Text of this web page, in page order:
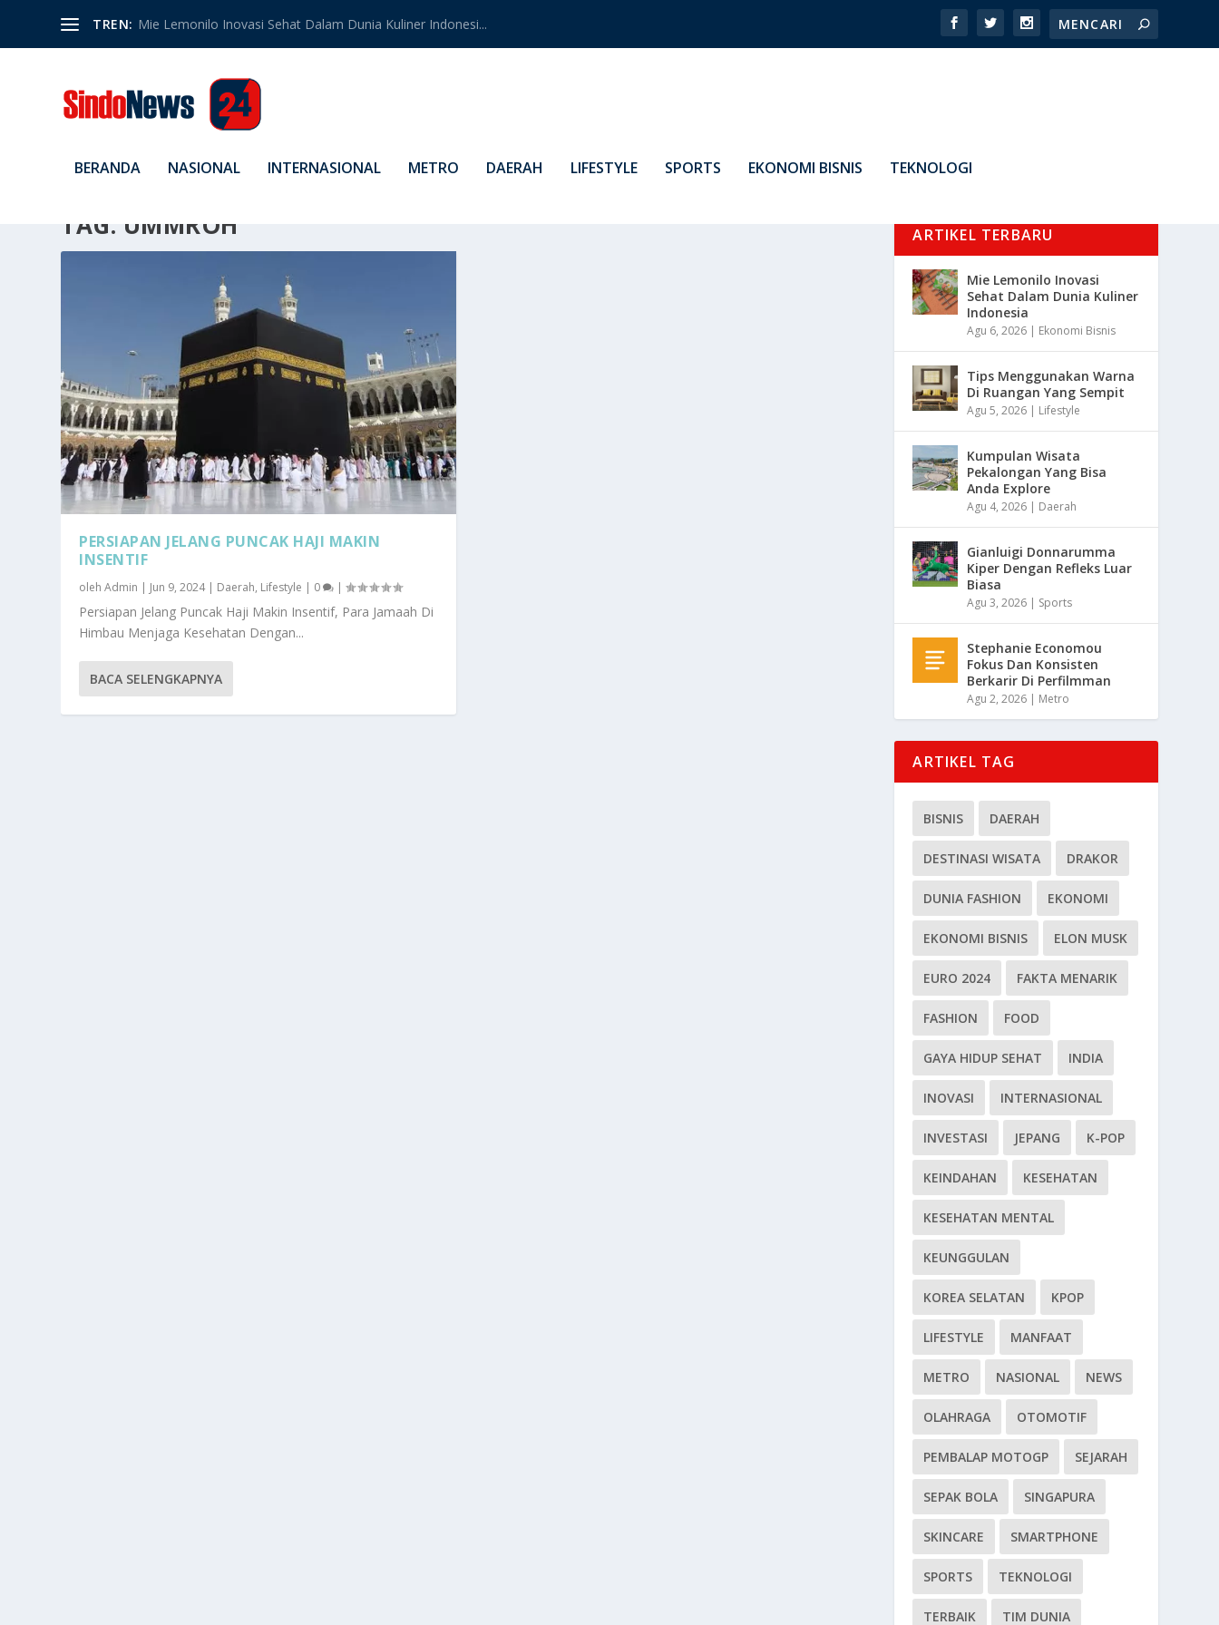
TREN: Mie Lemonilo Inovasi Sehat Dalam Dunia Kuliner Indonesi...
BERANDA NASIONAL INTERNASIONAL METRO DAERAH LIFESTYLE SPORTS EKONOMI BISNIS TEKNOLOGI
TAG: UMMROH
PERSIAPAN JELANG PUNCAK HAJI MAKIN
INSENTIF
olehAdmin | Jun 9, 2024| Daerah, Lifestyle | 0 |
Persiapan Jelang Puncak Haji Makin Insentif, Para Jamaah Di
Himbau Menjaga Kesehatan Dengan...
BACA SELENGKAPNYA
ARTIKEL TERBARU
Mie Lemonilo Inovasi
Sehat Dalam Dunia Kuliner
Indonesia
Agu 6, 2026 | Ekonomi Bisnis
Tips Menggunakan Warna
Di Ruangan Yang Sempit
Agu 5, 2026 | Lifestyle
Kumpulan Wisata
Pekalongan Yang Bisa
Anda Explore
Agu 4, 2026 | Daerah
Gianluigi Donnarumma
Kiper Dengan Refleks Luar
Biasa
Agu 3, 2026 | Sports
Stephanie Economou
Fokus Dan Konsisten
Berkarir Di Perfilmman
Agu 2, 2026 | Metro
ARTIKEL TAG
BISNIS DAERAH
DESTINASI WISATA DRAKOR
DUNIA FASHION EKONOMI
EKONOMI BISNIS ELON MUSK
EURO 2024 FAKTA MENARIK
FASHION FOOD
GAYA HIDUP SEHAT INDIA
INOVASI INTERNASIONAL
INVESTASI JEPANG K-POP
KEINDAHAN KESEHATAN
KESEHATAN MENTAL
KEUNGGULAN
KOREA SELATAN KPOP
LIFESTYLE MANFAAT
METRO NASIONAL NEWS
OLAHRAGA OTOMOTIF
PEMBALAP MOTOGP SEJARAH
SEPAK BOLA SINGAPURA
SKINCARE SMARTPHONE
SPORTS TEKNOLOGI
TERBAIK TIM DUNIA